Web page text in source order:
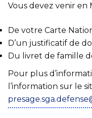
Vous devez venir en
De votre Carte
D’un justificatif de
Du livret de famille
Pour plus
l’information sur le